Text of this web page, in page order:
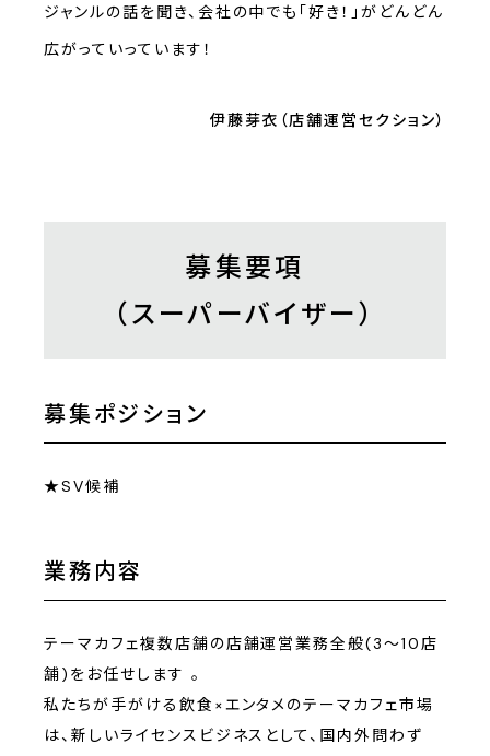
ジャンルの話を聞き、会社の中でも「好き！」がどんどん
広がっていっています！
伊藤芽衣（店舗運営セクション）
募集要項
（スーパーバイザー）
募集ポジション
★SV候補
業務内容
テーマカフェ複数店舗の店舗運営業務全般(3～10店
舗)をお任せします 。
私たちが手がける飲食×エンタメのテーマカフェ市場
は、新しいライセンスビジネスとして、国内外問わず